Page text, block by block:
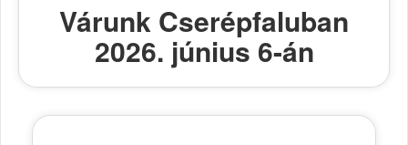
Várunk Cserépfaluban
2026. június 6-án